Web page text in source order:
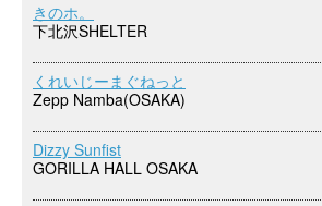
きのホ。
下北沢SHELTER
くれいじーまぐねっと
Zepp Namba(OSAKA)
Dizzy Sunfist
GORILLA HALL OSAKA